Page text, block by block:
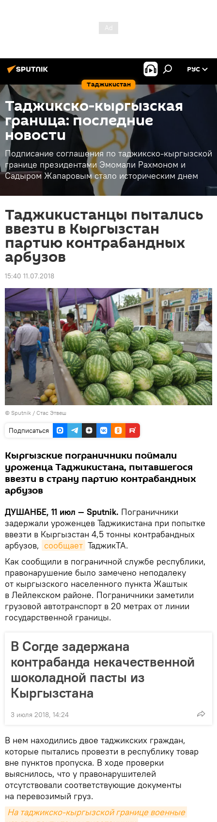
Таджикистан
РУС
Таджикско-кыргызская
граница: последние
новости
Подписание соглашения по таджикско-кыргызской
границе президентами Эмомали Рахмоном и
Садыром Жапаровым стало историческим днем
Таджикистанцы пытались
ввезти в Кыргызстан
партию контрабандных
арбузов
15:40 11.07.2018
© Sputnik / Стас Этвеш
Подписаться
Кыргызские пограничники поймали
уроженца Таджикистана, пытавшегося
ввезти в страну партию контрабандных
арбузов
ДУШАНБЕ, 11 июл — Sputnik. Пограничники
задержали уроженцев Таджикистана при попытке
ввезти в Кыргызстан 4,5 тонны контрабандных
арбузов, сообщает ТаджикТА.
Как сообщили в пограничной службе республики,
правонарушение было замечено неподалеку
от кыргызского населенного пункта Жаштык
в Лейлекском районе. Пограничники заметили
грузовой автотранспорт в 20 метрах от линии
государственной границы.
В Согде задержана
контрабанда некачественной
шоколадной пасты из
Кыргызстана
3 июля 2018, 14:24
В нем находились двое таджикских граждан,
которые пытались провезти в республику товар
вне пунктов пропуска. В ходе проверки
выяснилось, что у правонарушителей
отсутствовали соответствующие документы
на перевозимый груз.
На таджикско-кыргызской границе военные